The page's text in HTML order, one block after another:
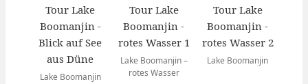
Lake Boomanjin
Lake Boomanjin –
rotes Wasser
Lake Boomanjin